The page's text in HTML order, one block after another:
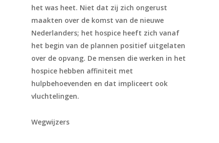
het was heet. Niet dat zij zich ongerust
maakten over de komst van de nieuwe
Nederlanders; het hospice heeft zich vanaf
het begin van de plannen positief uitgelaten
over de opvang. De mensen die werken in het
hospice hebben affiniteit met
hulpbehoevenden en dat impliceert ook
vluchtelingen.
Wegwijzers